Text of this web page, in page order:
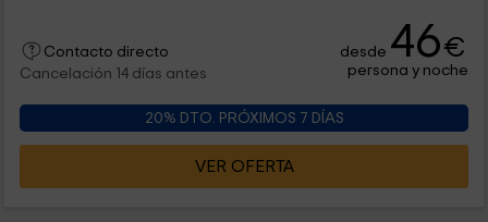
Contacto directo
Cancelación 14 días antes
desde 46€
persona y noche
20% DTO. PRÓXIMOS 7 DÍAS
VER OFERTA